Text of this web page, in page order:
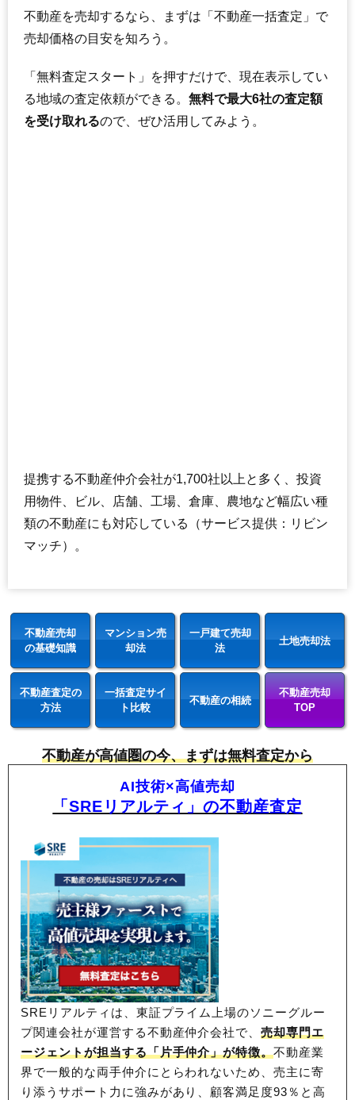
不動産を売却するなら、まずは「不動産一括査定」で
売却価格の目安を知ろう。
「無料査定スタート」を押すだけで、現在表示してい
る地域の査定依頼ができる。 無料で最大6社の査定額
を受け取れるので、ぜひ活用してみよう。
提携する不動産仲介会社が1,700社以上と多く、投資
用物件、ビル、店舗、工場、倉庫、農地など幅広い種
類の不動産にも対応している（サービス提供：リビン
マッチ）。
不動産売却
の基礎知識
マンション売
却法
一戸建て売却
法
土地売却法
不動産査定の
方法
一括査定サイ
ト比較
不動産の相続
不動産売却
TOP
不動産が高値圏の今、まずは無料査定から
AI技術×高値売却
「SREリアルティ」の不動産査定
SREリアルティは、東証プライム上場のソニーグルー
プ関連会社が運営する不動産仲介会社で、売却専門エ
ージェントが担当する「片手仲介」が特徴。不動産業
界で一般的な両手仲介にとらわれないため、売主に寄
り添うサポート力に強みがあり、顧客満足度93％と高